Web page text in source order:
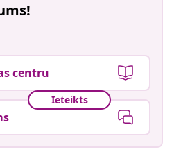
centru
Ieteikts